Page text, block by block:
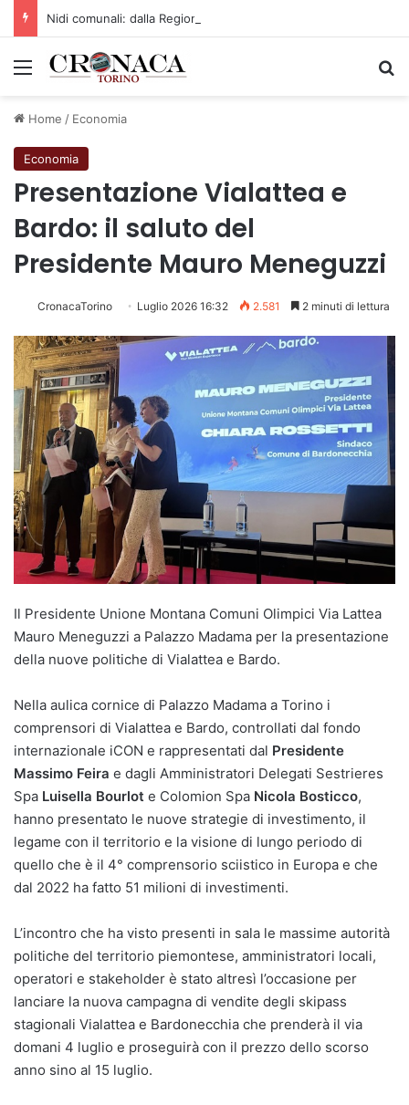
Menu
Home / Economia
Economia
Presentazione Vialattea e
Bardo: il saluto del
Presidente Mauro Meneguzzi
CronacaTorino Luglio 2026 16:32 2.581 2 minuti di lettura
Il Presidente Unione Montana Comuni Olimpici Via Lattea
Mauro Meneguzzi a Palazzo Madama per la presentazione
della nuove politiche di Vialattea e Bardo.
Nella aulica cornice di Palazzo Madama a Torino i
comprensori di Vialattea e Bardo, controllati dal fondo
internazionale iCON e rappresentati dal Presidente
Massimo Feira e dagli Amministratori Delegati Sestrieres
Spa Luisella Bourlot e Colomion Spa Nicola Bosticco,
hanno presentato le nuove strategie di investimento, il
legame con il territorio e la visione di lungo periodo di
quello che è il 4° comprensorio sciistico in Europa e che
dal 2022 ha fatto 51 milioni di investimenti.
L’incontro che ha visto presenti in sala le massime autorità
politiche del territorio piemontese, amministratori locali,
operatori e stakeholder è stato altresì l’occasione per
lanciare la nuova campagna di vendite degli skipass
stagionali Vialattea e Bardonecchia che prenderà il via
domani 4 luglio e proseguirà con il prezzo dello scorso
anno sino al 15 luglio.